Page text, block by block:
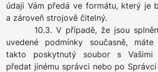
údaji Vám předá ve formátu, který je
a zároveň strojově čitelný.
10.3. V případě, že jsou
uvedené podmínky současně,
takto poskytnutý soubor s Vašimi
předat jinému správci nebo po